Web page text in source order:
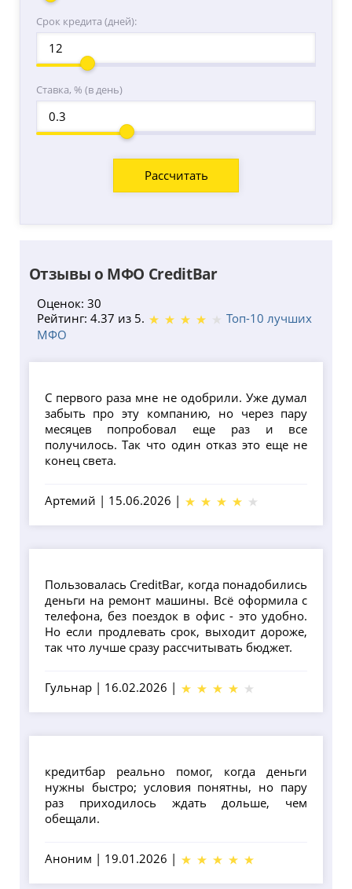
Срок кредита (дней):
Ставка, % (в день)
Расcчитать
Отзывы о МФО CreditBar
Оценок: 30
Рейтинг: 4.37 из 5.
Топ-10 лучших
МФО
С первого раза мне не одобрили. Уже думал
забыть про эту компанию, но через пару
месяцев попробовал еще раз и все
получилось. Так что один отказ это еще не
конец света.
Артемий | 15.06.2026 |
Пользовалась CreditBar, когда понадобились
деньги на ремонт машины. Всё оформила с
телефона, без поездок в офис - это удобно.
Но если продлевать срок, выходит дороже,
так что лучше сразу рассчитывать бюджет.
Гульнар | 16.02.2026 |
кредитбар реально помог, когда деньги
нужны быстро; условия понятны, но пару
раз приходилось ждать дольше, чем
обещали.
Аноним | 19.01.2026 |